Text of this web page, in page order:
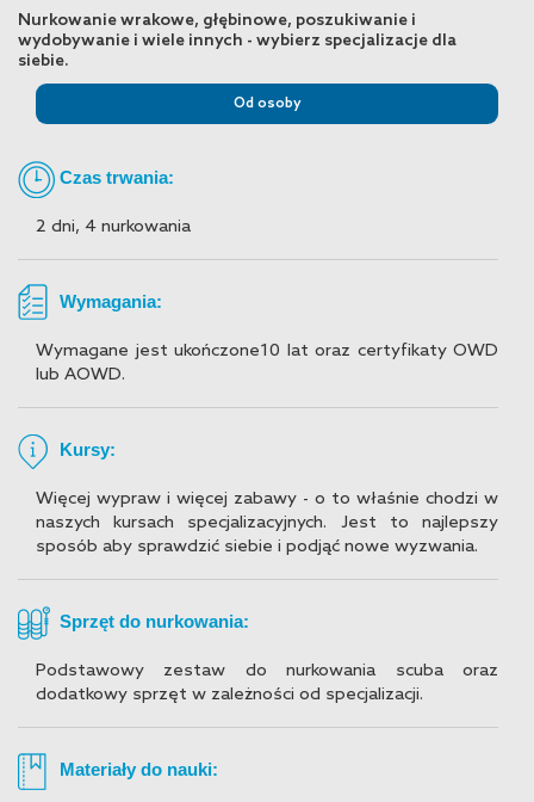
Nurkowanie wrakowe, głębinowe, poszukiwanie i
wydobywanie i wiele innych - wybierz specjalizacje dla
siebie.
Od osoby
Czas trwania:
2 dni, 4 nurkowania
Wymagania:
Wymagane jest ukończone10 lat oraz certyfikaty OWD
lub AOWD.
Kursy:
Więcej wypraw i więcej zabawy - o to właśnie chodzi w
naszych kursach specjalizacyjnych. Jest to najlepszy
sposób aby sprawdzić siebie i podjąć nowe wyzwania.
Sprzęt do nurkowania:
Podstawowy zestaw do nurkowania scuba oraz
dodatkowy sprzęt w zależności od specjalizacji.
Materiały do nauki: